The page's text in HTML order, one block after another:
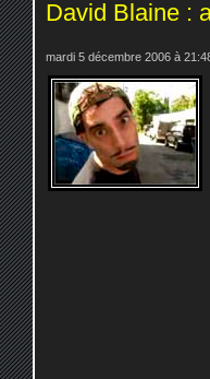
David Blaine :
mardi 5 décembre 2006 à